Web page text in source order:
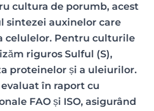
cultura de porumb, acest
auxinelor care
celulelor. Pentru culturile
riguros Sulful (S),
proteinelor și a uleiurilor.
în raport cu
FAO și ISO, asigurând